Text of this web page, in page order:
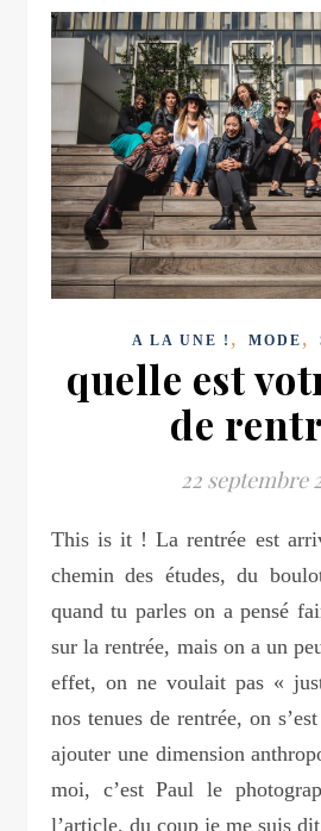
A LA UNE ! , MODE ,
quelle est
de
22 septembre
This is it ! La rentrée est arrivée, on a repris le
chemin des études, du
quand tu parles on a pensé
sur la rentrée, mais on a un
effet, on ne voulait pas «
nos tenues de rentrée, on
ajouter une dimension
moi, c’est Paul le
l’article, du coup je me suis